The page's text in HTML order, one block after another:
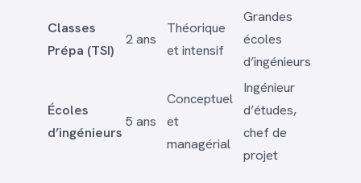
Classes
Prépa (TSI)
2 ans
Théorique
et intensif
Grandes
écoles
d’ingénieurs
Écoles
d’ingénieurs
5 ans
Conceptuel
et
managérial
Ingénieur
d’études,
chef de
projet